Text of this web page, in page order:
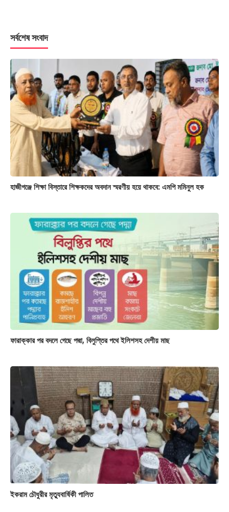
সর্বশেষ সংবাদ
হাজীগঞ্জে শিক্ষা বিস্তারে শিক্ষকদের অবদান স্মরণীয় হয়ে থাকবে: এমপি মমিনুল হক
ফারাক্কার পর বদলে গেছে পদ্মা, বিলুপ্তির পথে ইলিশসহ দেশীয় মাছ
ইকরাম চৌধুরীর মৃত্যুবার্ষিকী পালিত